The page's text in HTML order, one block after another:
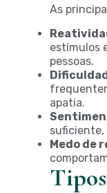
As
estímulos
pessoas.
apatia.
suficiente,
Medo de